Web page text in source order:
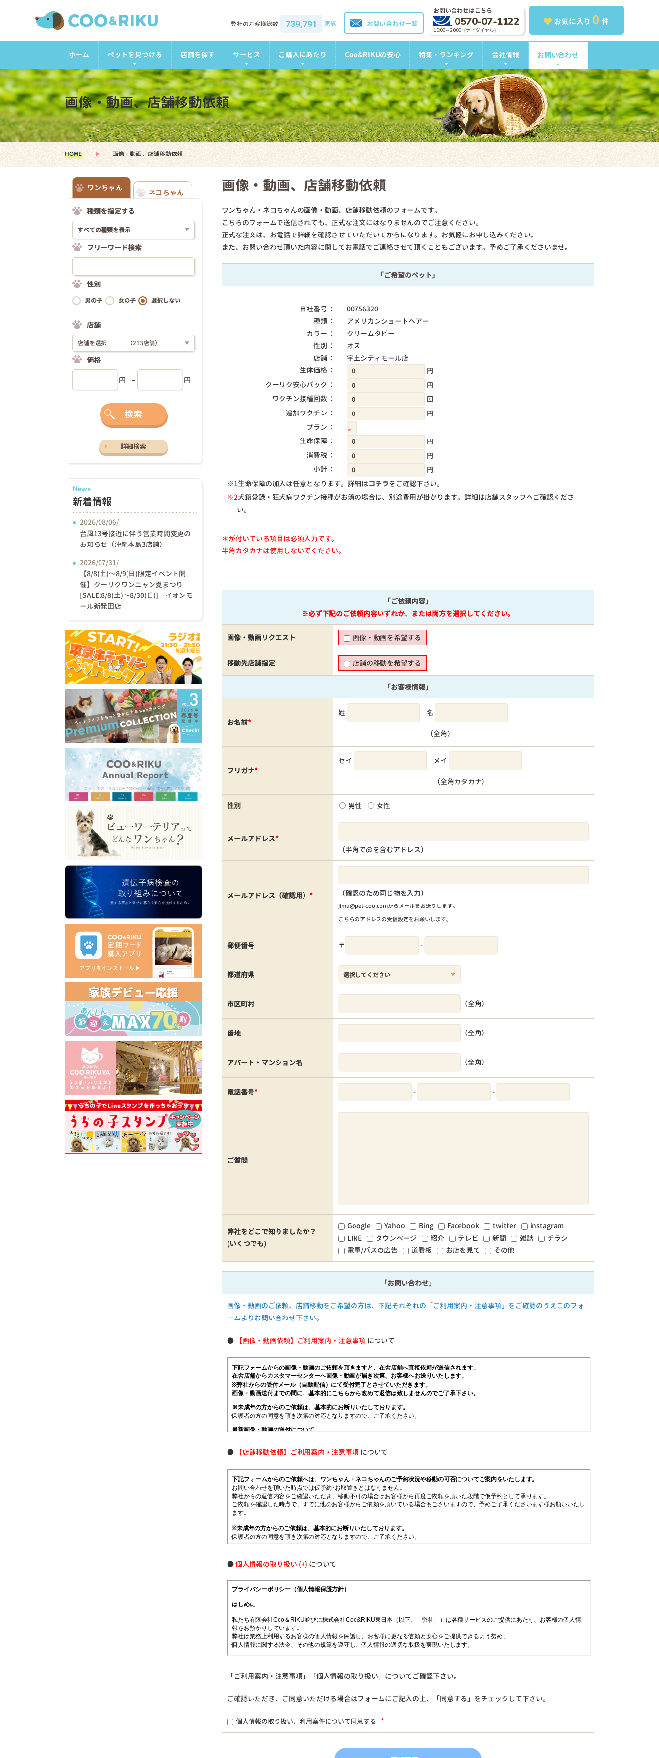
お気に入り 0 件
お問い合わせはこちら
0570-07-1122
10:00～20:00（ナビダイヤル）
お問い合わせ一覧
弊社のお客様総数 739,791 家族
ホーム ペットを見つける 店舗を探す サービス ご購入にあたり Coo&RIKUの安心 特集・ランキング 会社情報 お問い合わせ
画像・動画、店舗移動依頼
HOME 画像・動画、店舗移動依頼
画像・動画、店舗移動依頼
ワンちゃん・ネコちゃんの画像・動画、店舗移動依頼のフォームです。
こちらのフォームで送信されても、正式な注文にはなりませんのでご注意ください。
正式な注文は、お電話で詳細を確認させていただいてからになります。お気軽にお申し込みください。
また、お問い合わせ頂いた内容に関してお電話でご連絡させて頂くこともございます。予めご了承くださいませ。
「ご希望のペット」
自社番号 ：
00756320
種類 ：
アメリカンショートヘアー
カラー ：
クリームタビー
性別 ：
オス
店舗 ：
宇土シティモール店
生体価格 ：
円
クーリク安心パック ：
円
ワクチン接種回数 ：
回
追加ワクチン ：
円
プラン ：
生命保障 ：
円
消費税 ：
円
小計 ：
円
※1生命保障の加入は任意となります。詳細はコチラをご確認下さい。
※2犬籍登録・狂犬病ワクチン接種がお済の場合は、別途費用が掛かります。詳細は店舗スタッフへご確認くださ
い。
円
＊が付いている項目は必須入力です。
半角カタカナは使用しないでください。
「ご依頼内容」
※必ず下記のご依頼内容いずれか、または両方を選択してください。
画像・動画リクエスト 画像・動画を希望する
移動先店舗指定 店舗の移動を希望する
「お客様情報」
お名前*
姓 名
（全角）
フリガナ*
セイ メイ
（全角カタカナ）
性別 男性 女性
メールアドレス*
（半角で@を含むアドレス）
メールアドレス（確認用） * （確認のため同じ物を入力）
jimu@pet-coo.comからメールをお送りします。
こちらのアドレスの受信設定をお願いします。
郵便番号 〒 -
都道府県
市区町村 （全角）
番地 （全角）
アパート・マンション名 （全角）
電話番号* - -
ご質問
弊社をどこで知りましたか？
(いくつでも)
Google Yahoo Bing Facebook twitter
instagram
LINE
タウンページ 紹介 テレビ 新聞 雑誌
チラシ
電車/バスの広告
道看板 お店を見て その他
「お問い合わせ」
画像・動画のご依頼、店舗移動をご希望の方は、下記それぞれの「ご利用案内・注意事項」をご確認のうえこのフォ
ームよりお問い合わせ下さい。
● 【画像・動画依頼】ご利用案内・注意事項 について
● 【店舗移動依頼】ご利用案内・注意事項 について
●個人情報の取り扱い について
「ご利用案内・注意事項」「個人情報の取り扱い」についてご確認下さい。
ご確認いただき、ご同意いただける場合はフォームにご記入の上、「同意する」をチェックして下さい。
個人情報の取り扱い、利用案件について同意する *
ワンちゃん
ネコちゃん
種類を指定する
フリーワード検索
性別
男の子 女の子 選択しない
店舗
店舗を選択 （213店舗） ▼
価格
円 円
検索
詳細検索
News
新着情報
2026/08/06/
台風13号接近に伴う営業時間変更の
お知らせ（沖縄本島3店舗）
2026/07/31/
【8/8(土)〜8/9(日)限定イベント開
催】クーリクワンニャン夏まつり
[SALE:8/8(土)～8/30(日)] イオンモ
ール新発田店